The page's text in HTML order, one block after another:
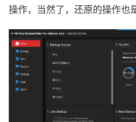
操作，当然了，还原的操作也